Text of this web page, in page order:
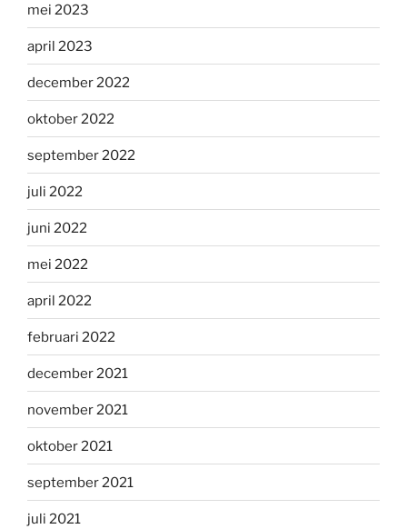
mei 2023
april 2023
december 2022
oktober 2022
september 2022
juli 2022
juni 2022
mei 2022
april 2022
februari 2022
december 2021
november 2021
oktober 2021
september 2021
juli 2021